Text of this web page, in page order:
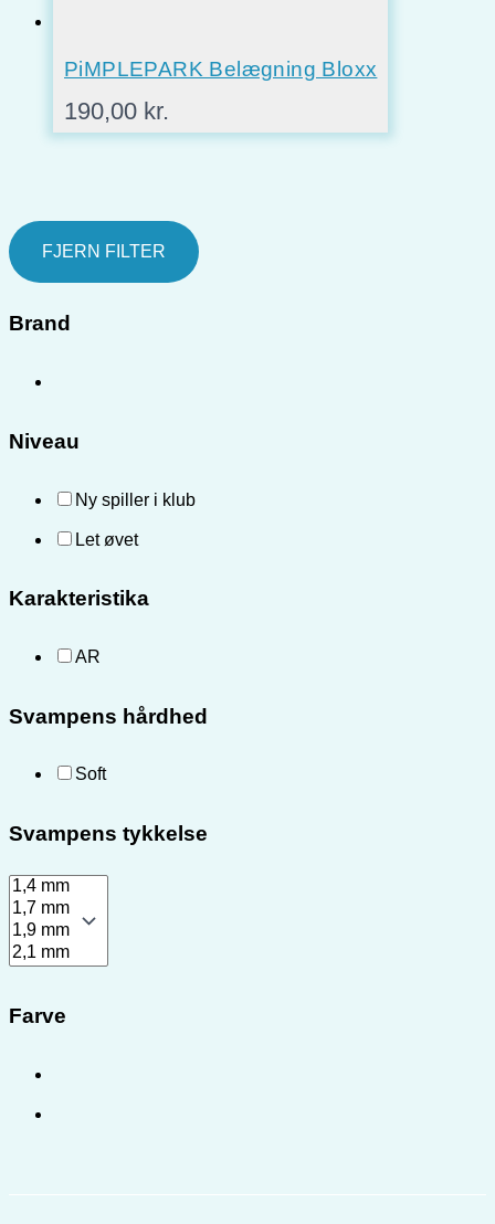
FJERN FILTER
Brand
Niveau
Ny spiller i klub
Let øvet
Karakteristika
AR
Svampens hårdhed
Soft
Svampens tykkelse
Farve
PiMPLEPARK Belægning Bloxx
190,00 kr.